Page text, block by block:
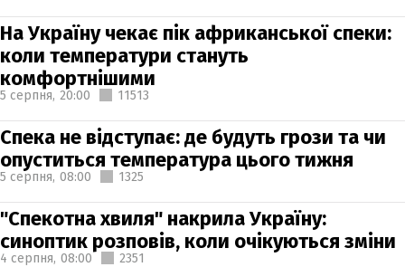
На Україну чекає пік африканської спеки:
коли температури стануть
комфортнішими
5 серпня, 20:00 11513
Спека не відступає: де будуть грози та чи
опуститься температура цього тижня
5 серпня, 08:00 1325
"Спекотна хвиля" накрила Україну:
синоптик розповів, коли очікуються зміни
4 серпня, 08:00 2351